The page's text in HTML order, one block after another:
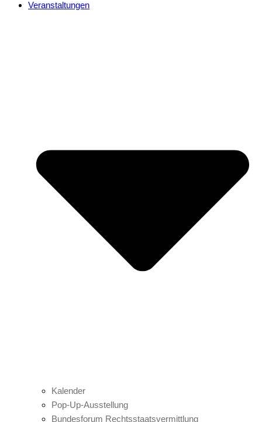
Veranstaltungen
Kalender
Pop-Up-Ausstellung
Bundesforum Rechtsstaatsvermittlung